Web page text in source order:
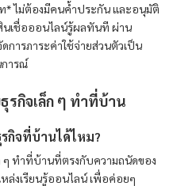
* ไม่ต้องมีคนค้ำประกัน และอนุมัติ
นเชื่อออนไลน์รู้ผลทันที ผ่าน
การภาระค่าใช้จ่ายส่วนตัวเป็น
การณ์
รกิจเล็ก ๆ ทำที่บ้าน
กิจที่บ้านได้ไหม?
ๆ ทำที่บ้านที่ตรงกับความถนัดของ
ล่งเรียนรู้ออนไลน์ เพื่อค่อยๆ